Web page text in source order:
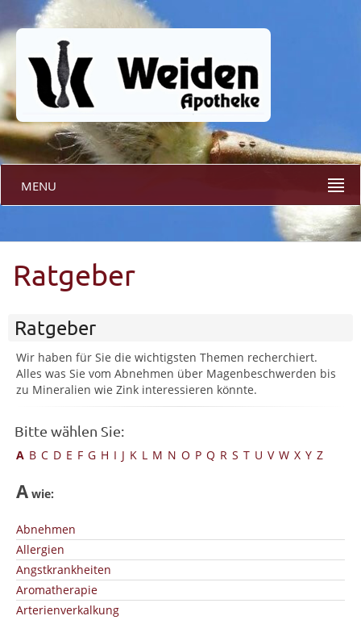
MENU
Ratgeber
Ratgeber
Wir haben für Sie die wichtigsten Themen recherchiert.
Alles was Sie vom Abnehmen über Magenbeschwerden bis
zu Mineralien wie Zink interessieren könnte.
Bitte wählen Sie:
A B C D E F G H I J K L M N O P Q R S T U V W X Y Z
A wie:
Abnehmen
Allergien
Angstkrankheiten
Aromatherapie
Arterienverkalkung